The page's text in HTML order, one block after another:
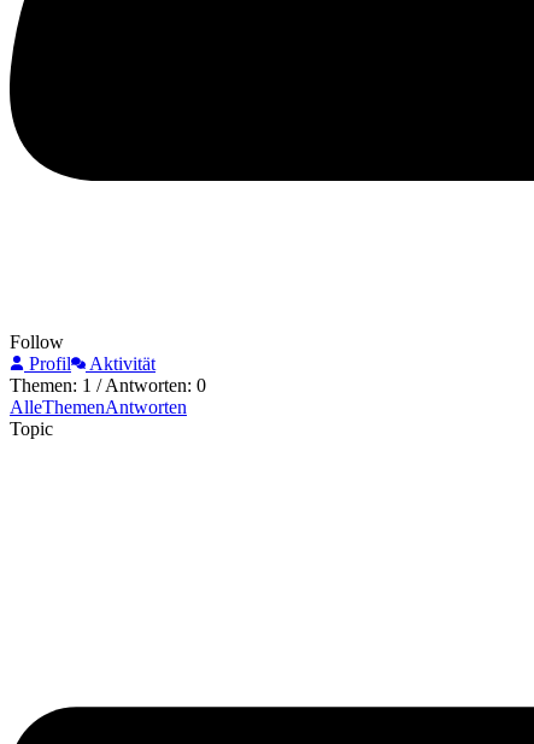
Follow
Profil
Aktivität
Themen: 1 / Antworten: 0
AlleThemenAntworten
Topic